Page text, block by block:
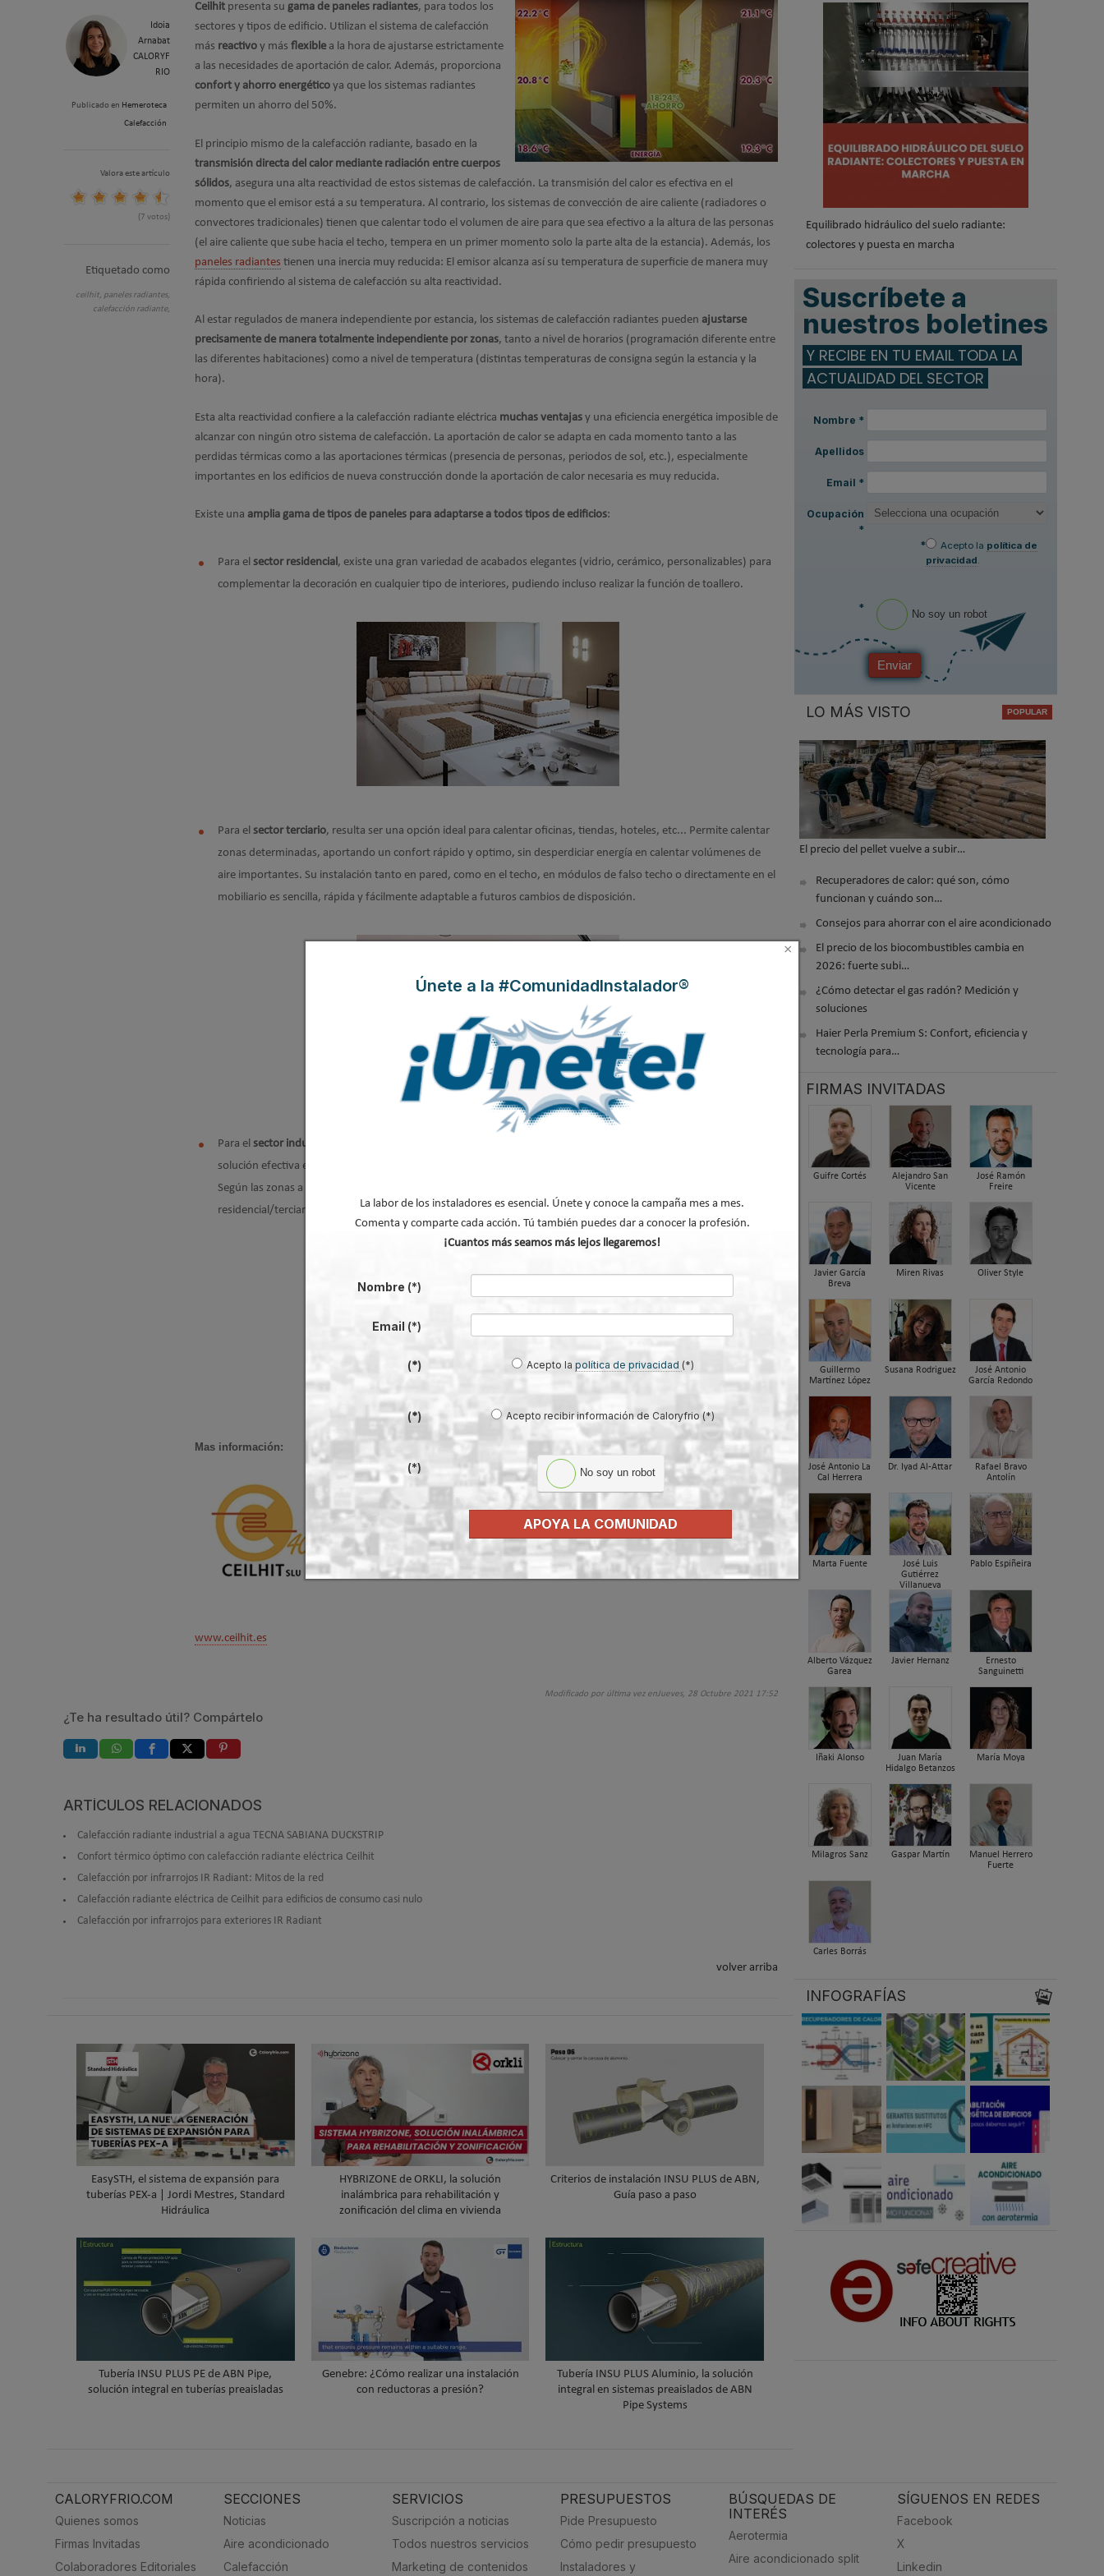
Idoia
Arnabat
CALORYF
RIO
Publicado en Hemeroteca
Calefacción
Valora este artículo
(7 votos)
Etiquetado como
ceilhit, paneles radiantes,
calefacción radiante,
Ceilhit presenta su gama de paneles radiantes, para todos los
sectores y tipos de edificio. Utilizan el sistema de calefacción
más reactivo y más flexiblea la hora de ajustarse estrictamente
a las necesidades de aportación de calor. Además, proporciona
confort y ahorro energético ya que los sistemas radiantes
permiten un ahorro del 50%.
El principio mismo de la calefacción radiante, basado en la
transmisión directa del calor mediante radiación entre cuerpos
sólidos, asegura una alta reactividad de estos sistemas de calefacción. La transmisión del calor es efectiva en el
momento que el emisor está a su temperatura. Al contrario, los sistemas de convección de aire caliente (radiadores o
convectores tradicionales) tienen que calentar todo el volumen de aire para que sea efectivo a la altura de las personas
(el aire caliente que sube hacia el techo, tempera en un primer momento solo la parte alta de la estancia). Además, los
paneles radiantes tienen una inercia muy reducida: El emisor alcanza así su temperatura de superficie de manera muy
rápida confiriendo al sistema de calefacción su alta reactividad.
Al estar regulados de manera independiente por estancia, los sistemas de calefacción radiantes pueden ajustarse
precisamente de manera totalmente independiente por zonas, tanto a nivel de horarios (programación diferente entre
las diferentes habitaciones) como a nivel de temperatura (distintas temperaturas de consigna según la estancia y la
hora).
Esta alta reactividad confiere a la calefacción radiante eléctrica muchas ventajas y una eficiencia energética imposible de
alcanzar con ningún otro sistema de calefacción. La aportación de calor se adapta en cada momento tanto a las
perdidas térmicas como a las aportaciones térmicas (presencia de personas, periodos de sol, etc.), especialmente
importantes en los edificios de nueva construcción donde la aportación de calor necesaria es muy reducida.
Existe una amplia gama de tipos de paneles para adaptarse a todos tipos de edificios:
Para el sector residencial, existe una gran variedad de acabados elegantes (vidrio, cerámico, personalizables) para
complementar la decoración en cualquier tipo de interiores, pudiendo incluso realizar la función de toallero.
Para el sector terciario, resulta ser una opción ideal para calentar oficinas, tiendas, hoteles, etc... Permite calentar
zonas determinadas, aportando un confort rápido y optimo, sin desperdiciar energía en calentar volúmenes de
aire importantes. Su instalación tanto en pared, como en el techo, en módulos de falso techo o directamente en el
mobiliario es sencilla, rápida y fácilmente adaptable a futuros cambios de disposición.
Para el sector industrial
solución efectiva es el uso de calefacción radiante para poder focalizar el aporte de calor a las zonas adecuadas.
Según las zonas a acondicionar, se podrá utilizar paneles de baja temperatura similares a los usados en el sector
residencial/terciario, o paneles de alta temperatura con un alcance mayor y con alturas de instalación hasta 10 m.
Mas información:
www.ceilhit.es
Modificado por última vez enJueves, 28 Octubre 2021 17:52
¿Te ha resultado útil? Compártelo
ARTÍCULOS RELACIONADOS
Calefacción radiante industrial a agua TECNA SABIANA DUCKSTRIP
Confort térmico óptimo con calefacción radiante eléctrica Ceilhit
Calefacción por infrarrojos IR Radiant: Mitos de la red
Calefacción radiante eléctrica de Ceilhit para edificios de consumo casi nulo
Calefacción por infrarrojos para exteriores IR Radiant
volver arriba
EasySTH, el sistema de expansión para
tuberías PEX-a | Jordi Mestres, Standard
Hidráulica
HYBRIZONE de ORKLI, la solución
inalámbrica para rehabilitación y
zonificación del clima en vivienda
Criterios de instalación INSU PLUS de ABN,
Guía paso a paso
Tubería INSU PLUS PE de ABN Pipe,
solución integral en tuberías preaisladas
Genebre: ¿Cómo realizar una instalación
con reductoras a presión?
Tubería INSU PLUS Aluminio, la solución
integral en sistemas preaislados de ABN
Pipe Systems
Equilibrado hidráulico del suelo radiante:
colectores y puesta en marcha
Suscríbete a
nuestros boletines
Y RECIBE EN TU EMAIL TODA LA
ACTUALIDAD DEL SECTOR
Nombre *
Apellidos
Email *
Ocupación
*
*
Acepto la política de
privacidad.
* No soy un robot
Enviar
LO MÁS VISTO
El precio del pellet vuelve a subir…
Recuperadores de calor: qué son, cómo
funcionan y cuándo son…
Consejos para ahorrar con el aire acondicionado
El precio de los biocombustibles cambia en
2026: fuerte subi…
¿Cómo detectar el gas radón? Medición y
soluciones
Haier Perla Premium S: Confort, eficiencia y
tecnología para…
FIRMAS INVITADAS
Guifre Cortés
Alejandro San
Vicente
José Ramón
Freire
Javier García
Breva
Miren Rivas Oliver Style
Guillermo
Martínez López
Susana Rodriguez
José Antonio
García Redondo
José Antonio La
Cal Herrera
Dr. Iyad Al-Attar
Rafael Bravo
Antolín
Marta Fuente
José Luis
Gutiérrez
Villanueva
Pablo Espiñeira
Alberto Vázquez
Garea
Javier Hernanz
Ernesto
Sanguinetti
Iñaki Alonso
Juan María
Hidalgo Betanzos
María Moya
Milagros Sanz Gaspar Martín
Manuel Herrero
Fuerte
Carles Borrás
INFOGRAFÍAS
CALORYFRIO.COM
Quienes somos
Firmas Invitadas
Colaboradores Editoriales
SECCIONES
Noticias
Aire acondicionado
Calefacción
SERVICIOS
Suscripción a noticias
Todos nuestros servicios
Marketing de contenidos
PRESUPUESTOS
Pide Presupuesto
Cómo pedir presupuesto
Instaladores y
BÚSQUEDAS DE
INTERÉS
Aerotermia
Aire acondicionado split
SÍGUENOS EN REDES
Facebook
X
Linkedin
×
Únete a la #ComunidadInstalador®
La labor de los instaladores es esencial. Únete y conoce la campaña mes a mes.
Comenta y comparte cada acción. Tú también puedes dar a conocer la profesión.
¡Cuantos más seamos más lejos llegaremos!
Nombre (*)
Email (*)
(*) Acepto lapolítica de privacidad (*)
(*) Acepto recibir información de Caloryfrio (*)
(*) No soy un robot
APOYA LA COMUNIDAD